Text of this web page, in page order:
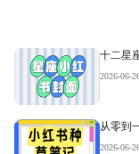
十二星
2026-06-
从零到
2026-06-